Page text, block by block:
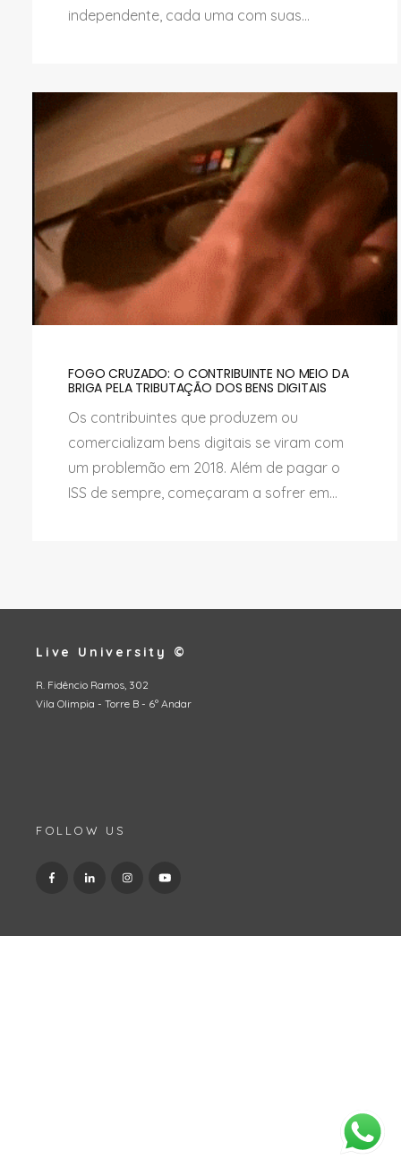
independente, cada uma com suas...
FOGO CRUZADO: O CONTRIBUINTE NO MEIO DA
BRIGA PELA TRIBUTAÇÃO DOS BENS DIGITAIS
Os contribuintes que produzem ou
comercializam bens digitais se viram com
um problemão em 2018. Além de pagar o
ISS de sempre, começaram a sofrer em...
Live University ©
R. Fidêncio Ramos, 302
Vila Olimpia - Torre B - 6º Andar
FOLLOW US